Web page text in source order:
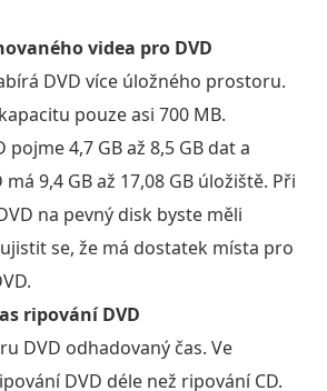
videa pro DVD
DVD více úložného prostoru.
pouze asi 700 MB.
pojme 4,7 GB až 8,5 GB dat a
9,4 GB až 17,08 GB úložiště. Při
na pevný disk byste měli
se, že má dostatek místa pro
ripování DVD
DVD odhadovaný čas. Ve
DVD déle než ripování CD.